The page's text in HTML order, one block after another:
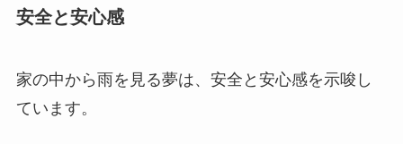
安全と安心感
家の中から雨を見る夢は、安全と安心感を示唆し
ています。